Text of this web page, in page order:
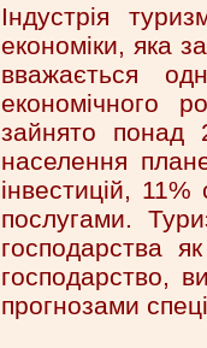
Індустрія
економіки, яка
вважається
економічного
зайнято понад
населення
інвестицій, 11%
послугами.
господарства
господарство,
прогнозами